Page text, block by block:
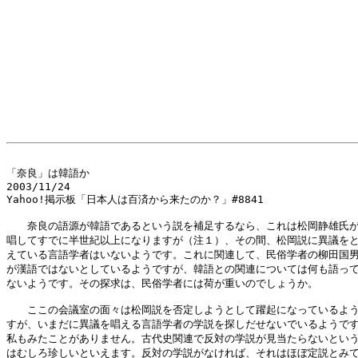
「奈良」は韓語か
2003/11/24
Yahoo!掲示板「日本人は百済から来たのか？」#8841
奈良の語源が韓語であるという説を補足するなら、これは松岡静雄氏
唱してすでに半世紀以上になりますが（注１）、その間、松岡説に異議を
えている言語学者はいないようです。これに関連して、民俗学者の柳田国
が漢語ではないとしているようですが、韓語との関連については何も語っ
ないようです。その探求は、民俗学者には荷が重いのでしょうか。
ここの会議室の面々は松岡説を否定しようとして躍起になっているよ
すが、いまだに異議を唱える言語学者の学説を探しだせないでいるようです
私もみたことがありません。古代史関連で反対の学説が見当たらないとい
はむしろ珍しいといえます。反対の学説がなければ、それはほぼ定説とみ